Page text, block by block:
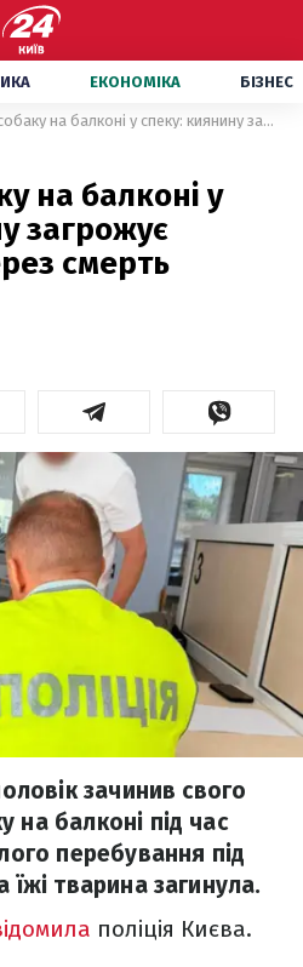
ЕКОНОМІКА БІЗНЕС
Зачинив собаку на балконі у спеку: киянину загрожує ув'язнення через смерть тварини
на балконі у
загрожує
смерть
зачинив свого
на балконі під час
перебування під
тварина загинула.
поліція Києва.